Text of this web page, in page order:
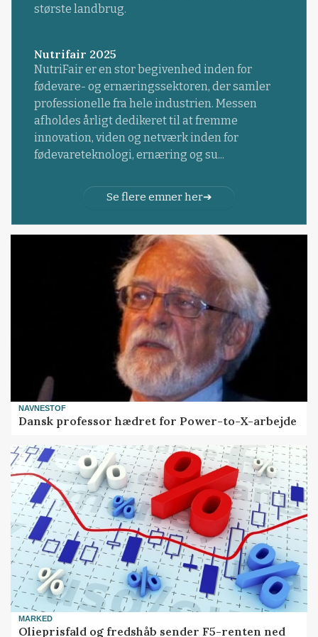
største landbrug.
Nutrifair 2025
NutriFair er en stor begivenhed inden for
fødevare- og ernæringssektoren, der samler
professionelle fra hele industrien. Messen
afholdes årligt dedikeret til at fremme
innovation, viden og netværk inden for
fødevareteknologi, ernæring og su...
Se flere emner her
NAVNESTOF
Dansk professor hædret for Power-to-X-arbejde
MARKED
Olieprisfald og fredshåb sender F5-renten ned